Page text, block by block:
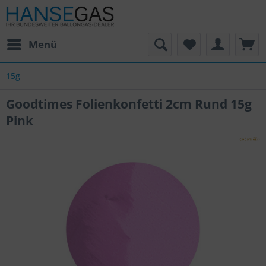
Menü
15g
Goodtimes Folienkonfetti 2cm Rund 15g
Pink